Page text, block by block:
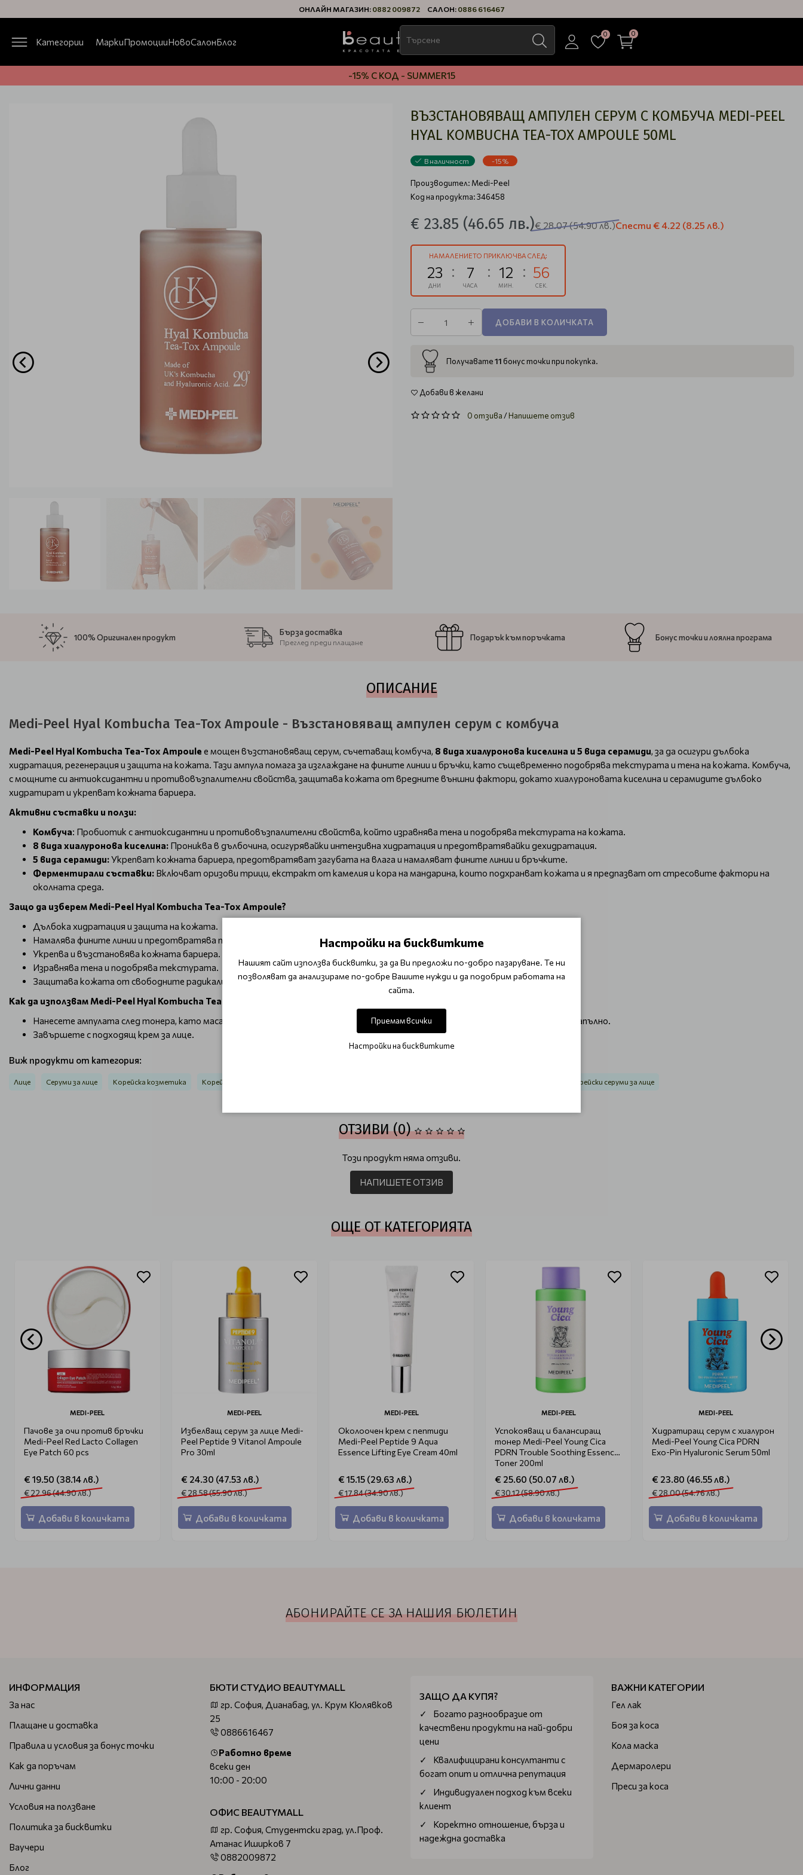
ОНЛАЙН МАГАЗИН: 0882 009872 САЛОН: 0886 616467
Категории МаркиПромоцииНовоСалонБлог
0 0
-15% С КОД - SUMMER15
ВЪЗСТАНОВЯВАЩ АМПУЛЕН СЕРУМ С КОМБУЧА MEDI-PEEL
HYAL KOMBUCHA TEA-TOX AMPOULE 50ML
В наличност -15%
Производител: Medi-Peel
Код на продукта: 346458
€ 23.85 (46.65 лв.)€ 28.07(54.90 лв.)Спести € 4.22 (8.25 лв.)
НАМАЛЕНИЕТО ПРИКЛЮЧВА СЛЕД:
23
ДНИ
7
ЧАСА
12
МИН.
55
СЕК.
ДОБАВИ В КОЛИЧКАТА
Получавате11 бонус точки при покупка.
Добави в желани
0 отзива/Напишете отзив
100% Оригинален продукт
Бърза доставка
Преглед преди плащане
Подарък към поръчката Бонус точки и лоялна програма
ОПИСАНИЕ
Medi-Peel Hyal Kombucha Tea-Tox Ampoule - Възстановяващ ампулен серум с комбуча
Medi-Peel Hyal Kombucha Tea-Tox Ampoule е мощен възстановяващ серум, съчетаващ комбуча, 8 вида хиалуронова киселина и 5 вида серамиди, за да осигури дълбока
хидратация, регенерация и защита на кожата. Тази ампула помага за изглаждане на фините линии и бръчки, като същевременно подобрява текстурата и тена на кожата. Комбуча,
с мощните си антиоксидантни и противовъзпалителни свойства, защитава кожата от вредните външни фактори, докато хиалуроновата киселина и серамидите дълбоко
хидратират и укрепват кожната бариера.
Активни съставки и ползи:
Комбуча: Пробиотик с антиоксидантни и противовъзпалителни свойства, който изравнява тена и подобрява текстурата на кожата.
8 вида хиалуронова киселина: Прониква в дълбочина, осигурявайки интензивна хидратация и предотвратявайки дехидратация.
5 вида серамиди:Укрепват кожната бариера, предотвратяват загубата на влага и намаляват фините линии и бръчките.
Ферментирали съставки: Включват оризови трици, екстракт от камелия и кора на мандарина, които подхранват кожата и я предпазват от стресовите фактори на
околната среда.
Защо да изберем Medi-Peel Hyal Kombucha Tea-Tox Ampoule?
Дълбока хидратация и защита на кожата.
Намалява фините линии и предотвратява появата на бръчки.
Укрепва и възстановява кожната бариера.
Изравнява тена и подобрява текстурата.
Защитава кожата от свободните радикали и външните агресори.
Как да използвам Medi-Peel Hyal Kombucha Tea-Tox Ampoule?
Нанесете ампулата след тонера, като масажирате нежно от центъра към външните зони на лицето, докато се абсорбира напълно.
Завършете с подходящ крем за лице.
Виж продукти от категория:
Лице Серуми за лице Корейска козметика Корейска козметика за лице Корейски серуми за лице
ОТЗИВИ (0)
Този продукт няма отзиви.
НАПИШЕТЕ ОТЗИВ
ОЩЕ ОТ КАТЕГОРИЯТА
MEDI-PEEL
Пачове за очи против бръчки
Medi-Peel Red Lacto Collagen
Eye Patch 60 pcs
€ 19.50 (38.14 лв.)
€ 22.96 (44.90 лв.)
Добави в количката
MEDI-PEEL
Избелващ серум за лице Medi-
Peel Peptide 9 Vitanol Ampoule
Pro 30ml
€ 24.30 (47.53 лв.)
€ 28.58 (55.90 лв.)
Добави в количката
MEDI-PEEL
Околоочен крем с пептиди
Medi-Peel Peptide 9 Aqua
Essence Lifting Eye Cream 40ml
€ 15.15 (29.63 лв.)
€ 17.84 (34.90 лв.)
Добави в количката
MEDI-PEEL
Успокояващ и балансиращ
тонер Medi-Peel Young Cica
PDRN Trouble Soothing Essence
Toner 200ml
€ 25.60 (50.07 лв.)
€ 30.12 (58.90 лв.)
Добави в количката
MEDI-PEEL
Хидратиращ серум с хиалурон
Medi-Peel Young Cica PDRN
Exo-Pin Hyaluronic Serum 50ml
€ 23.80 (46.55 лв.)
€ 28.00 (54.76 лв.)
Добави в количката
АБОНИРАЙТЕ СЕ ЗА НАШИЯ БЮЛЕТИН
ИНФОРМАЦИЯ
За нас
Плащане и доставка
Правила и условия за бонус точки
Как да поръчам
Лични данни
Условия на ползване
Политика за бисквитки
Ваучери
Блог
БЮТИ СТУДИО BEAUTYMALL
гр. София, Дианабад, ул. Крум Кюлявков
25
0886616467
Работно време
всеки ден
10:00 - 20:00
ОФИС BEAUTYMALL
гр. София, Студентски град, ул.Проф.
Атанас Иширков 7
0882009872
ЗАЩО ДА КУПЯ?
Богатo разнообразие от
качествени продукти на най-добри
цени
Квалифицирани консултанти с
богат опит и отлична репутация
Индивидуален подход към всеки
клиент
Коректно отношение, бърза и
надеждна доставка
ВАЖНИ КАТЕГОРИИ
Гел лак
Боя за коса
Кола маска
Дермаролери
Преси за коса
Настройки на бисквитките
Нашият сайт използва бисквитки, за да Ви предложи по-добро пазаруване. Те ни
позволяват да анализираме по-добре Вашите нужди и да подобрим работата на
сайта.
Приемам всички
Настройки на бисквитките